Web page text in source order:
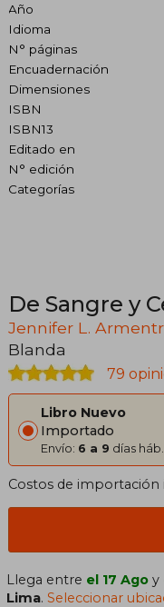
Año
Idioma
N° páginas
Encuadernación
Dimensiones
ISBN
ISBN13
Editado en
N° edición
Categorías
De Sangre y
Jennifer L.
Blanda
79
Libro Nuevo
Importado
Envío: 6 a 9 días háb.
Costos de importación
Llega entre el 17 Ago y
Lima.Seleccionar